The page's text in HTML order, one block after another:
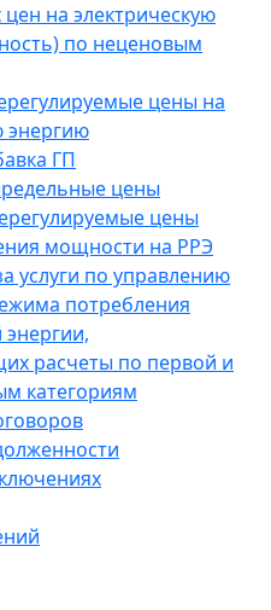
на электрическую
по неценовым
цены на
энергию
ГП
цены
цены
мощности на РРЭ
услуги по управлению
потребления
энергии,
расчеты по первой и
категориям